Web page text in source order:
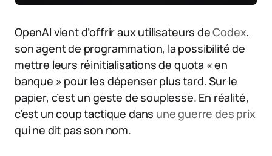
OpenAI vient d’offrir aux utilisateurs deCodex,
son agent de programmation, la possibilité de
mettre leurs réinitialisations de quota « en
banque » pour les dépenser plus tard. Sur le
papier, c’est un geste de souplesse. En réalité,
c’est un coup tactique dans une guerre des prix
qui ne dit pas son nom.